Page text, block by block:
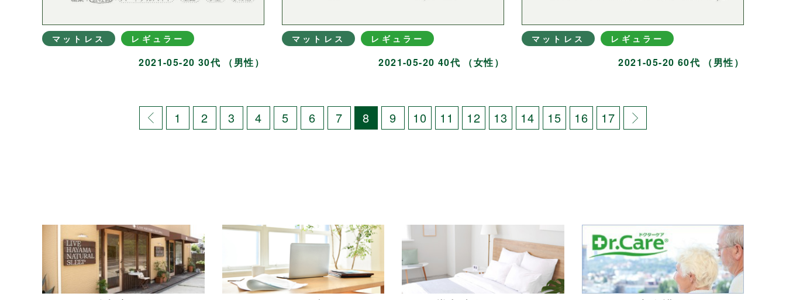
マットレス レギュラー
2021-05-20 30代 （男性）
マットレス レギュラー
2021-05-20 40代 （女性）
マットレス レギュラー
2021-05-20 60代 （男性）
1 2 3 4 5 6 7 8 9 10 11 12 13 14 15 16 17